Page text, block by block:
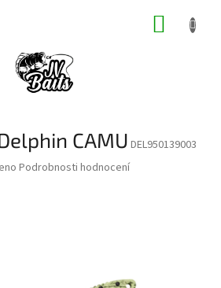
CAMU DEL950139003
Podrobnosti hodnocení